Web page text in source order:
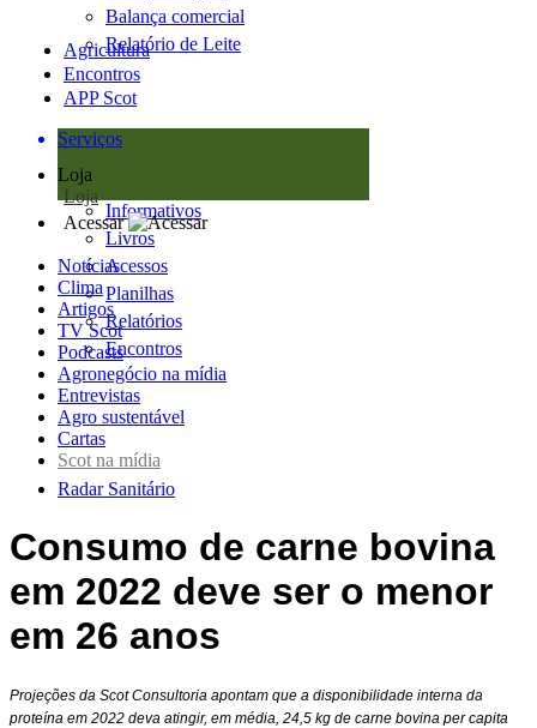
Balança comercial
Relatório de Leite
Agricultura
Encontros
APP Scot
Serviços
Loja
Loja
Informativos
Livros
Acessos
Planilhas
Relatórios
Encontros
Acessar
Notícias
Clima
Artigos
TV Scot
Podcasts
Agronegócio na mídia
Entrevistas
Agro sustentável
Cartas
Scot na mídia
Radar Sanitário
Consumo de carne bovina
em 2022 deve ser o menor
em 26 anos
Projeções da Scot Consultoria apontam que a disponibilidade interna da
proteína em 2022 deva atingir, em média, 24,5 kg de carne bovina per capita